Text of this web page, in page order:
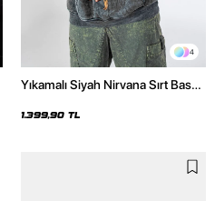
4
Yıkamalı Siyah Nirvana Sırt Baskılı
1.399,90 TL